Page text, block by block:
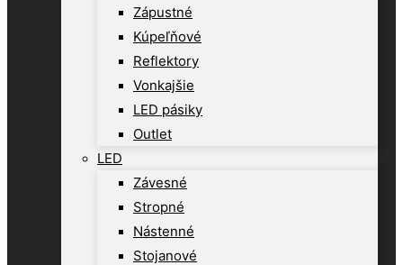
Zápustné
Kúpeľňové
Reflektory
Vonkajšie
LED pásiky
Outlet
LED
Závesné
Stropné
Nástenné
Stojanové